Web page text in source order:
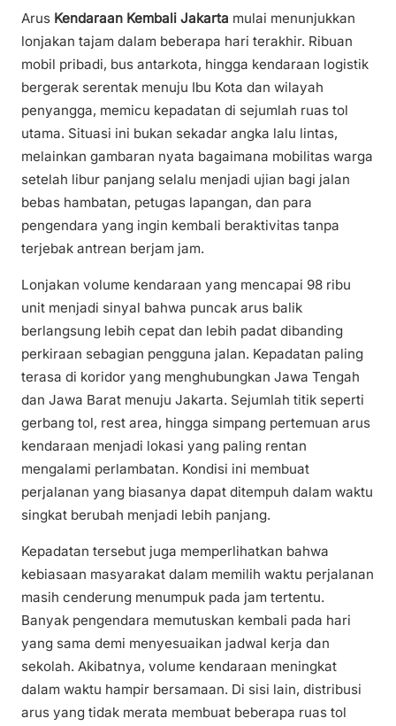
Arus Kendaraan Kembali Jakarta mulai menunjukkan
lonjakan tajam dalam beberapa hari terakhir. Ribuan
mobil pribadi, bus antarkota, hingga kendaraan logistik
bergerak serentak menuju Ibu Kota dan wilayah
penyangga, memicu kepadatan di sejumlah ruas tol
utama. Situasi ini bukan sekadar angka lalu lintas,
melainkan gambaran nyata bagaimana mobilitas warga
setelah libur panjang selalu menjadi ujian bagi jalan
bebas hambatan, petugas lapangan, dan para
pengendara yang ingin kembali beraktivitas tanpa
terjebak antrean berjam jam.
Lonjakan volume kendaraan yang mencapai 98 ribu
unit menjadi sinyal bahwa puncak arus balik
berlangsung lebih cepat dan lebih padat dibanding
perkiraan sebagian pengguna jalan. Kepadatan paling
terasa di koridor yang menghubungkan Jawa Tengah
dan Jawa Barat menuju Jakarta. Sejumlah titik seperti
gerbang tol, rest area, hingga simpang pertemuan arus
kendaraan menjadi lokasi yang paling rentan
mengalami perlambatan. Kondisi ini membuat
perjalanan yang biasanya dapat ditempuh dalam waktu
singkat berubah menjadi lebih panjang.
Kepadatan tersebut juga memperlihatkan bahwa
kebiasaan masyarakat dalam memilih waktu perjalanan
masih cenderung menumpuk pada jam tertentu.
Banyak pengendara memutuskan kembali pada hari
yang sama demi menyesuaikan jadwal kerja dan
sekolah. Akibatnya, volume kendaraan meningkat
dalam waktu hampir bersamaan. Di sisi lain, distribusi
arus yang tidak merata membuat beberapa ruas tol